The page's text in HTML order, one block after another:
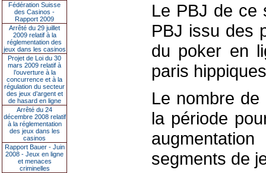
Fédération Suisse
des Casinos -
Rapport 2009
Arrêté du 29 juillet
2009 relatif à la
réglementation des
jeux dans les casinos
Projet de Loi du 30
mars 2009 relatif à
l’ouverture à la
concurrence et à la
régulation du secteur
des jeux d’argent et
de hasard en ligne
Arrêté du 24
décembre 2008 relatif
à la réglementation
des jeux dans les
casinos
Rapport Bauer - Juin
2008 - Jeux en ligne
et menaces
criminelles
Le PBJ de ce
PBJ issu des
du poker en
paris
Le nombre
la période
segments de